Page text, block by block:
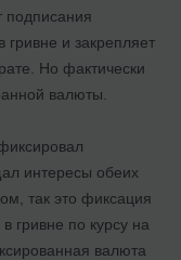
подписания
гривне и закрепляет
Но фактически
валюты.
интересы обеих
так это фиксация
гривне по курсу на
валюта